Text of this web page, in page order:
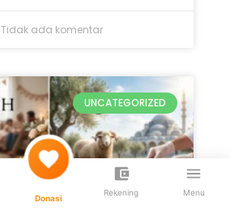
Tidak ada komentar
UNCATEGORIZED
Donasi
Rekening Menu